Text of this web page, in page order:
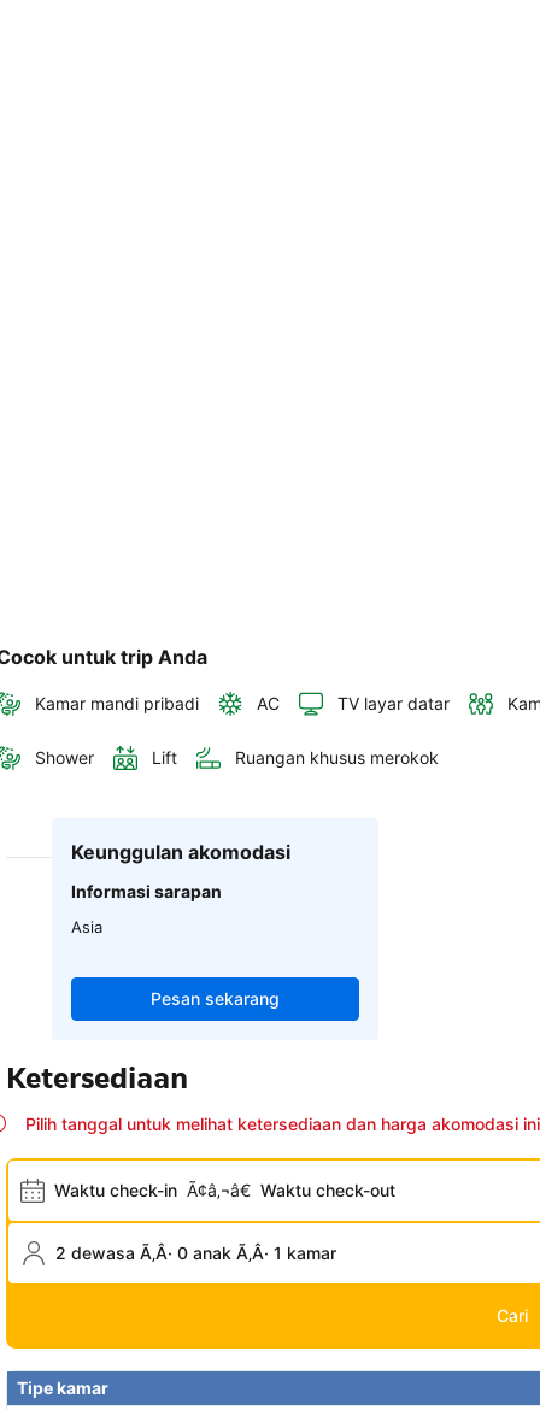
untuk trip Anda
Kamar mandi pribadi AC TV layar datar
Shower Lift Ruangan khusus merokok
Keunggulan akomodasi
Informasi sarapan
Asia
Pesan sekarang
Ketersediaan
Pilih tanggal untuk melihat ketersediaan dan harga akomodasi ini
Waktu check-in Ã¢â‚¬â€ Waktu check-out
2 dewasa Ã‚Â· 0 anak Ã‚Â· 1 kamar
Cari
Tipe kamar